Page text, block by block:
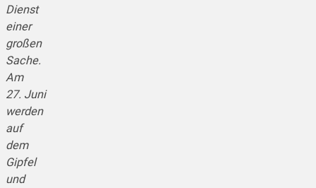
Dienst
einer
großen
Sache.
Am
27. Juni
werden
auf
dem
Gipfel
und